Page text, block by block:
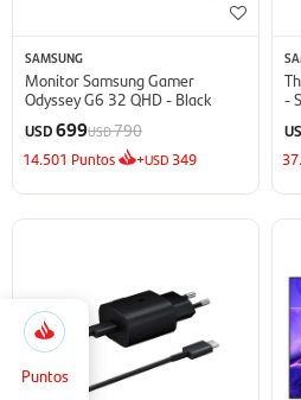
Puntos
Selecciona
la
cantidad
5.166
Cerrar
SAMSUNG
Monitor Samsung Gamer
Odyssey G6 32 QHD - Black
USD699USD790
14.501 Puntos +USD 349
-